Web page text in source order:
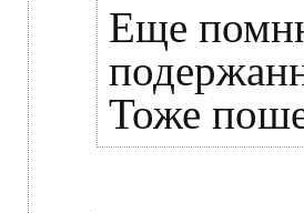
Еще
Тоже